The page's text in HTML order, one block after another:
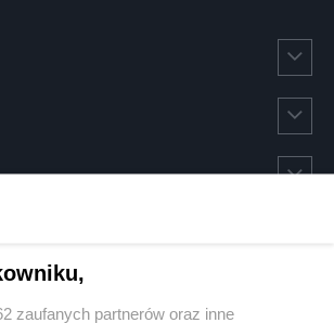
zaufanych partnerów oraz inne